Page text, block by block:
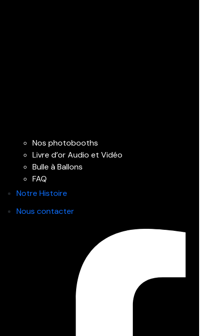
Nos photobooths
Livre d’or Audio et Vidéo
Bulle à Ballons
FAQ
Notre Histoire
Nous contacter